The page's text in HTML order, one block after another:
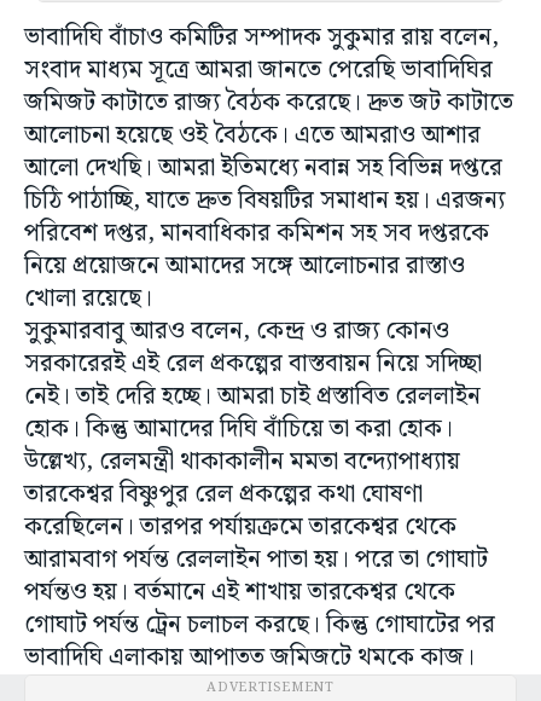
ভাবাদিঘি বাঁচাও কমিটির সম্পাদক সুকুমার রায় বলেন,
সংবাদ মাধ্যম সূত্রে আমরা জানতে পেরেছি ভাবাদিঘির
জমিজট কাটাতে রাজ্য বৈঠক করেছে। দ্রুত জট কাটাতে
আলোচনা হয়েছে ওই বৈঠকে। এতে আমরাও আশার
আলো দেখছি। আমরা ইতিমধ্যে নবান্ন সহ বিভিন্ন দপ্তরে
চিঠি পাঠাচ্ছি, যাতে দ্রুত বিষয়টির সমাধান হয়। এরজন্য
পরিবেশ দপ্তর, মানবাধিকার কমিশন সহ সব দপ্তরকে
নিয়ে প্রয়োজনে আমাদের সঙ্গে আলোচনার রাস্তাও
খোলা রয়েছে।
সুকুমারবাবু আরও বলেন, কেন্দ্র ও রাজ্য কোনও
সরকারেরই এই রেল প্রকল্পের বাস্তবায়ন নিয়ে সদিচ্ছা
নেই। তাই দেরি হচ্ছে। আমরা চাই প্রস্তাবিত রেললাইন
হোক। কিন্তু আমাদের দিঘি বাঁচিয়ে তা করা হোক।
উল্লেখ্য, রেলমন্ত্রী থাকাকালীন মমতা বন্দ্যোপাধ্যায়
তারকেশ্বর বিষ্ণুপুর রেল প্রকল্পের কথা ঘোষণা
করেছিলেন। তারপর পর্যায়ক্রমে তারকেশ্বর থেকে
আরামবাগ পর্যন্ত রেললাইন পাতা হয়। পরে তা গোঘাট
পর্যন্তও হয়। বর্তমানে এই শাখায় তারকেশ্বর থেকে
গোঘাট পর্যন্ত ট্রেন চলাচল করছে। কিন্তু গোঘাটের পর
ভাবাদিঘি এলাকায় আপাতত জমিজটে থমকে কাজ।
ADVERTISEMENT